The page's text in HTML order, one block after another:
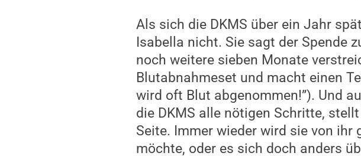
Als sich die DKMS über ein Jahr
Isabella nicht. Sie sagt der Spende
noch weitere sieben Monate
Blutabnahmeset und macht einen
wird oft Blut abgenommen!”). Und
die DKMS alle nötigen Schritte,
Seite. Immer wieder wird sie von
möchte, oder es sich doch anders